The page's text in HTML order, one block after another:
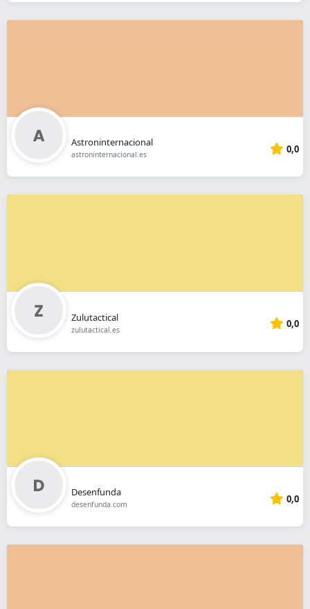
Astroninternacional
astroninternacional.es 0,0
Zulutactical
zulutactical.es 0,0
Desenfunda
desenfunda.com 0,0